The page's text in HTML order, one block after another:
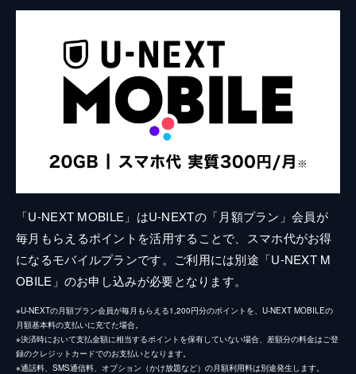
「U-NEXT MOBILE」はU-NEXTの「月額プラン」会員が
毎月もらえるポイントを活用することで、スマホ代がお得
になるモバイルプランです。ご利用には別途「U-NEXT M
OBILE」のお申し込みが必要となります。
※U-NEXTの月額プラン会員が毎月もらえる1,200円分のポイントを、U-NEXT MOBILEの
月額基本料の支払いに充てた場合。
※決済時において支払金額に相当するポイントを保有していない場合、差額分の料金はご登
録のクレジットカードでのお支払いとなります。
※通話料、SMS通信料、オプション（かけ放題など）の月額利用料は別途発生します。